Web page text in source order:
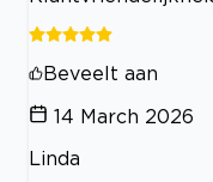
Beveelt aan
14 March 2026
Linda